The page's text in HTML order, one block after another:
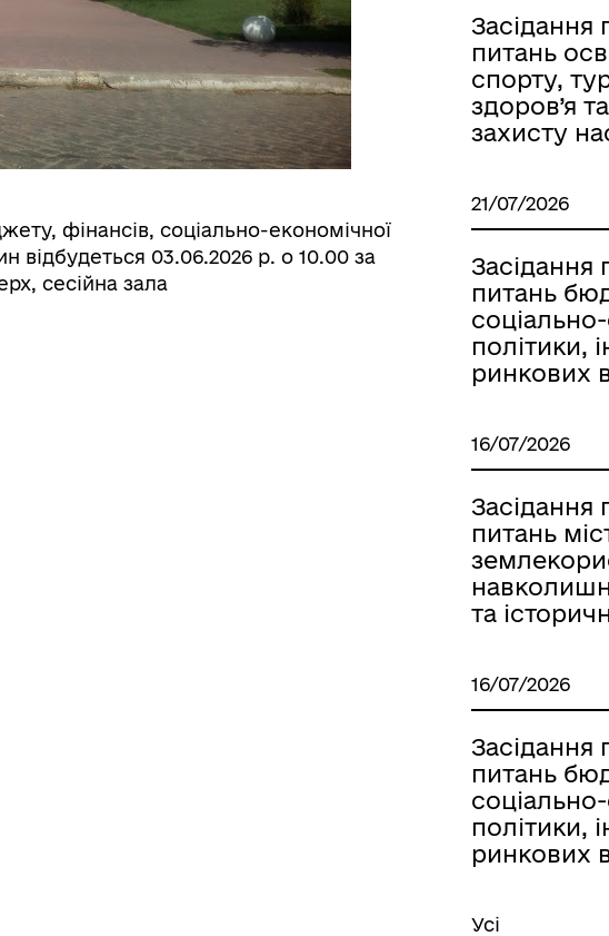
Самоорганізація населення
фінансів, соціально-економічної
відбудеться 03.06.2026 р. о 10.00 за
сесійна зала
Засідання
питань
спорту,
здоров’я
захисту
21/07/2026
Засідання
питань
політики,
ринкових
16/07/2026
Засідання
питань
та
16/07/2026
Засідання
питань
політики,
ринкових
Усі